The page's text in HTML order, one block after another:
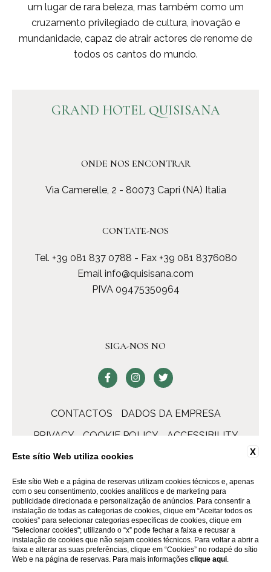
um lugar de rara beleza, mas também como um
cruzamento privilegiado de cultura, inovação e
mundanidade, capaz de atrair actores de renome de
todos os cantos do mundo.
GRAND HOTEL QUISISANA
ONDE NOS ENCONTRAR
Via Camerelle, 2 - 80073 Capri (NA) Italia
CONTATE-NOS
Tel. +39 081 837 0788 - Fax +39 081 8376080
Email info@quisisana.com
PIVA 09475350964
SIGA-NOS NO
CONTACTOS
DADOS DA EMPRESA
PRIVACY
COOKIE POLICY ACCESSIBILITY
WEBSITE BY BLASTNESS
X
Este sítio Web utiliza cookies
Este sítio Web e a página de reservas utilizam cookies técnicos e, apenas
com o seu consentimento, cookies analíticos e de marketing para
publicidade direcionada e personalização de anúncios. Para consentir a
instalação de todas as categorias de cookies, clique em “Aceitar todos os
cookies” para selecionar categorias específicas de cookies, clique em
"Selecionar cookies"; utilizando o “x” pode fechar a faixa e recusar a
instalação de cookies que não sejam cookies técnicos. Para voltar a abrir a
faixa e alterar as suas preferências, clique em “Cookies” no rodapé do sítio
Web e na página de reservas. Para mais informações clique aqui.